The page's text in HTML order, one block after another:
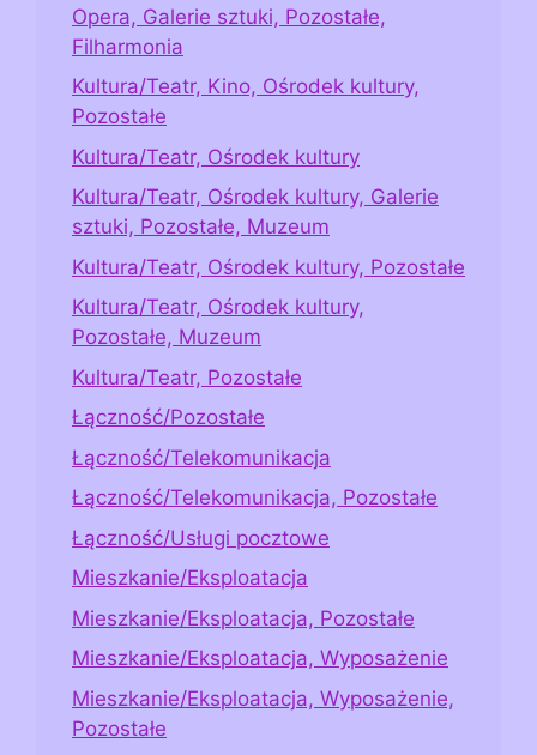
Opera, Galerie sztuki, Pozostałe,
Filharmonia
Kultura/Teatr, Kino, Ośrodek kultury,
Pozostałe
Kultura/Teatr, Ośrodek kultury
Kultura/Teatr, Ośrodek kultury, Galerie
sztuki, Pozostałe, Muzeum
Kultura/Teatr, Ośrodek kultury, Pozostałe
Kultura/Teatr, Ośrodek kultury,
Pozostałe, Muzeum
Kultura/Teatr, Pozostałe
Łączność/Pozostałe
Łączność/Telekomunikacja
Łączność/Telekomunikacja, Pozostałe
Łączność/Usługi pocztowe
Mieszkanie/Eksploatacja
Mieszkanie/Eksploatacja, Pozostałe
Mieszkanie/Eksploatacja, Wyposażenie
Mieszkanie/Eksploatacja, Wyposażenie,
Pozostałe